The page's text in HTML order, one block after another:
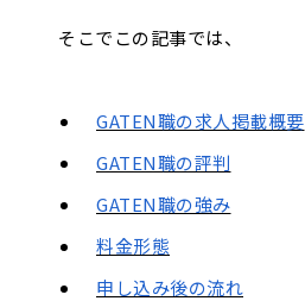
そこでこの記事では、
GATEN職の求人掲載概要
GATEN職の評判
GATEN職の強み
料金形態
申し込み後の流れ